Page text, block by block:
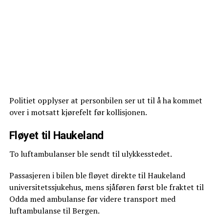
Politiet opplyser at personbilen ser ut til å ha kommet
over i motsatt kjørefelt før kollisjonen.
Fløyet til Haukeland
To luftambulanser ble sendt til ulykkesstedet.
Passasjeren i bilen ble fløyet direkte til Haukeland
universitetssjukehus, mens sjåføren først ble fraktet til
Odda med ambulanse før videre transport med
luftambulanse til Bergen.